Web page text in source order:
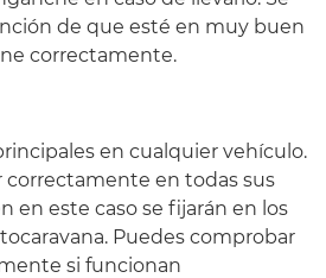
de que esté en muy buen
correctamente.
en cualquier vehículo.
correctamente en todas sus
en este caso se fijarán en los
Puedes comprobar
si funcionan